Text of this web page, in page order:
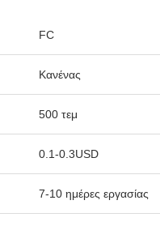
FC
Κανένας
500 τεμ
0.1-0.3USD
7-10 ημέρες εργασίας